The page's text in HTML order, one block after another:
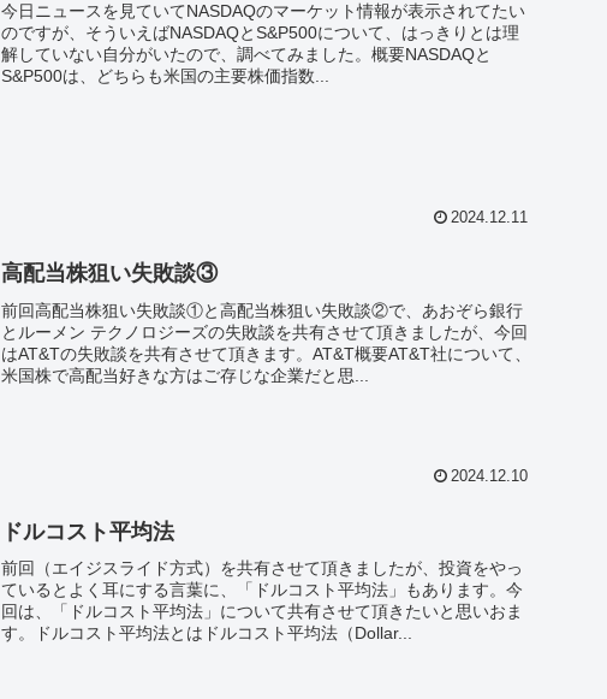
今日ニュースを見ていてNASDAQのマーケット情報が表示されてたい
のですが、そういえばNASDAQとS&P500について、はっきりとは理
解していない自分がいたので、調べてみました。概要NASDAQと
S&P500は、どちらも米国の主要株価指数...
2024.12.11
高配当株狙い失敗談③
前回高配当株狙い失敗談①と高配当株狙い失敗談②で、あおぞら銀行
とルーメン テクノロジーズの失敗談を共有させて頂きましたが、今回
はAT&Tの失敗談を共有させて頂きます。AT&T概要AT&T社について、
米国株で高配当好きな方はご存じな企業だと思...
2024.12.10
ドルコスト平均法
前回（エイジスライド方式）を共有させて頂きましたが、投資をやっ
ているとよく耳にする言葉に、「ドルコスト平均法」もあります。今
回は、「ドルコスト平均法」について共有させて頂きたいと思いおま
す。ドルコスト平均法とはドルコスト平均法（Dollar...